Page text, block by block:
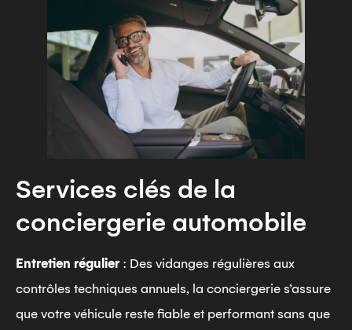
Services clés de la
conciergerie automobile
Entretien régulier: Des vidanges régulières aux
contrôles techniques annuels, la conciergerie s’assure
que votre véhicule reste fiable et performant sans que